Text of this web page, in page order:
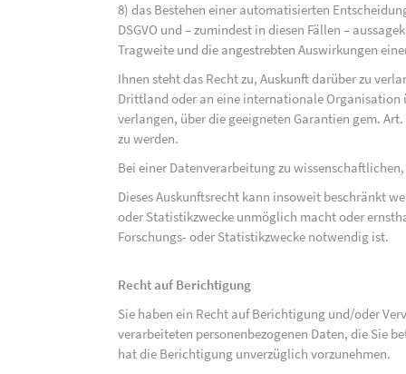
8) das Bestehen einer automatisierten
DSGVO und – zumindest in diesen Fällen –
Tragweite und die angestrebten Auswirkungen
Ihnen steht das Recht zu, Auskunft darüber zu
Drittland oder an eine internationale Organisation
verlangen, über die geeigneten Garantien gem.
zu werden.
Bei einer Datenverarbeitung zu
Dieses Auskunftsrecht kann insoweit beschränkt
oder Statistikzwecke unmöglich macht oder
Forschungs- oder Statistikzwecke notwendig ist.
Recht auf Berichtigung
Sie haben ein Recht auf Berichtigung und/oder
verarbeiteten personenbezogenen Daten, die Sie
hat die Berichtigung unverzüglich vorzunehmen.